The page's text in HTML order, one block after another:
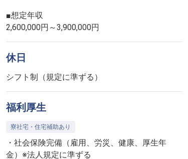
■想定年収
2,600,000円～3,900,000円
休日
シフト制（規定に準ずる）
福利厚生
寮社宅・住宅補助あり
・社会保険完備（雇用、労災、健康、厚生年
金）※法人規定に準ずる